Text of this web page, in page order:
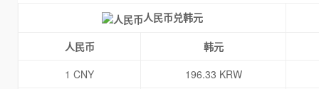
人民币兑韩元
人民币
韩元
1 CNY
196.33 KRW